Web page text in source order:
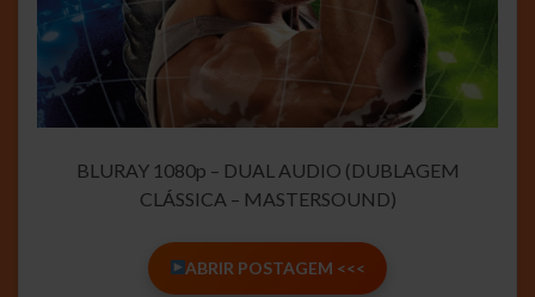
BLURAY 1080p – DUAL AUDIO (DUBLAGEM
CLÁSSICA – MASTERSOUND)
ABRIR POSTAGEM <<<